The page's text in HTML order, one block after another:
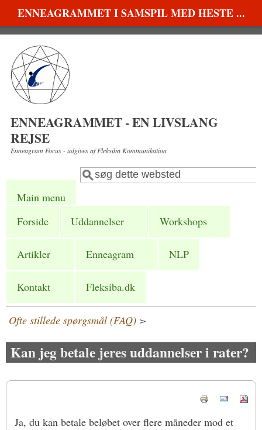
Gå til hovedindhold
ENNEAGRAMMET I SAMSPIL MED HESTE ...
ENNEAGRAMMET - EN LIVSLANG
REJSE
Enneagram Focus - udgives af Fleksiba Kommunikation
Søgefelt
Søg
Main menu
Forside
Uddannelser Workshops
Artikler Enneagram NLP
Kontakt Fleksiba.dk
Ofte stillede spørgsmål (FAQ) >
Kan jeg betale jeres uddannelser i rater?
Ja, du kan betale beløbet over flere måneder mod et